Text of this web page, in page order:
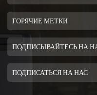
ГОРЯЧИЕ МЕТКИ
ПОДПИСЫВАЙТЕСЬ НА
ПОДПИСАТЬСЯ НА НАС